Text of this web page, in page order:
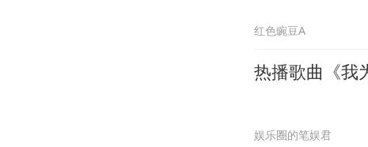
红色豌豆A
热播歌曲《我
娱乐圈的笔娱君